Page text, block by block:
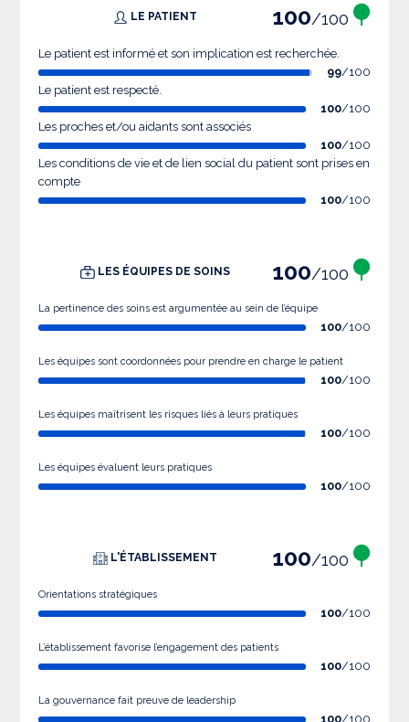
LE PATIENT 100/100
Le patient est informé et son implication est recherchée.
99/100
Le patient est respecté.
100/100
Les proches et/ou aidants sont associés
100/100
Les conditions de vie et de lien social du patient sont prises en
compte
100/100
LES ÉQUIPES DE SOINS 100/100
La pertinence des soins est argumentée au sein de l’équipe
100/100
Les équipes sont coordonnées pour prendre en charge le patient
100/100
Les équipes maîtrisent les risques liés à leurs pratiques
100/100
Les équipes évaluent leurs pratiques
100/100
L'ÉTABLISSEMENT 100/100
Orientations stratégiques
100/100
L’établissement favorise l’engagement des patients
100/100
La gouvernance fait preuve de leadership
100/100